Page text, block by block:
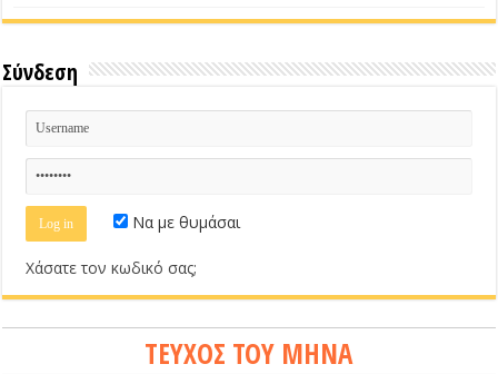
Σύνδεση
Να με θυμάσαι
Χάσατε τον κωδικό σας;
ΤΕΥΧΟΣ ΤΟΥ ΜΗΝΑ